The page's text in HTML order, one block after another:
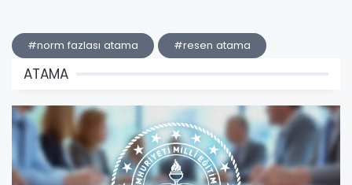
#norm fazlası atama #resen atama
ATAMA